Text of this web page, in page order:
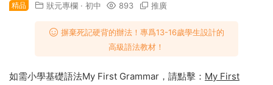
精品 狀元專欄 · 初中 893 推廣
摒棄死記硬背的辦法！專爲13-16歲學生設計的
高級語法教材！
如需小學基礎語法My First Grammar，請點擊： My First